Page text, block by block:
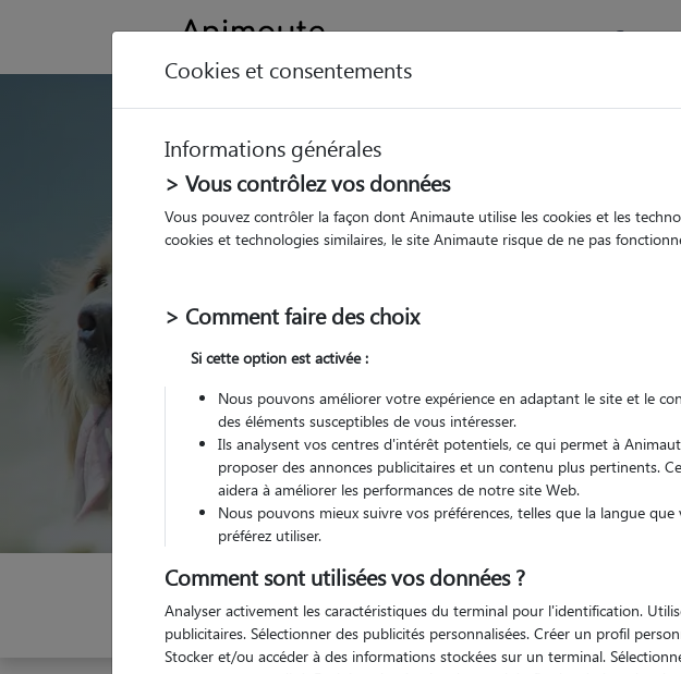
GARDE ANIMAUX à Saint-Amant-Tallende :
Trouvez une garde animaux à
Saint-Amant-Tallende
Amant-Tallende
Indiquez vos dates
Cookies et consentements
Informations générales
> Vous contrôlez vos données
Vous pouvez contrôler la façon dont Animaute utilise les cookies et les
cookies et technologies similaires, le site Animaute risque de ne pas
> Comment faire des choix
Si cette option est activée :
Nous pouvons améliorer votre expérience en adaptant le site et le
des éléments susceptibles de vous intéresser.
Ils analysent vos centres d'intérêt potentiels, ce qui permet à
proposer des annonces publicitaires et un contenu plus pertinents.
aidera à améliorer les performances de notre site Web.
Nous pouvons mieux suivre vos préférences, telles que la langue que
préférez utiliser.
Comment sont utilisées vos données ?
Analyser activement les caractéristiques du terminal pour l'identification.
publicitaires. Sélectionner des publicités personnalisées. Créer un profil
Stocker et/ou accéder à des informations stockées sur un terminal.